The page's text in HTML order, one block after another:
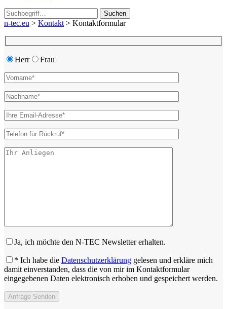
Suchen
n-tec.eu > Kontakt > Kontaktformular
Herr Frau
Ja, ich möchte den N-TEC Newsletter erhalten.
* Ich habe die Datenschutzerklärung gelesen und erkläre mich
damit einverstanden, dass die von mir im Kontaktformular
eingegebenen Daten elektronisch erhoben und gespeichert werden.